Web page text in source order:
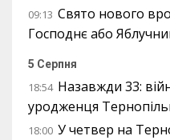
09:13 Свято нового
Господнє або
5 Серпня
18:54 Назавжди 33:
уродженця
18:00 У четвер на